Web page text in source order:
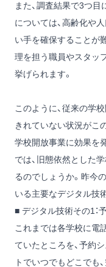
また、調査結果で3つ目
については、高齢化や
い手を確保することが
理を担う職員やスタッ
挙げられます。
このように、従来の学
きれていない状況がこ
学校開放事業に効果を
では、旧態依然とした
るのでしょうか。昨今
いる主要なデジタル技
■ デジタル技術その1：
これまでは各学校に電
ていたところを、予約
トでいつでもどこでも